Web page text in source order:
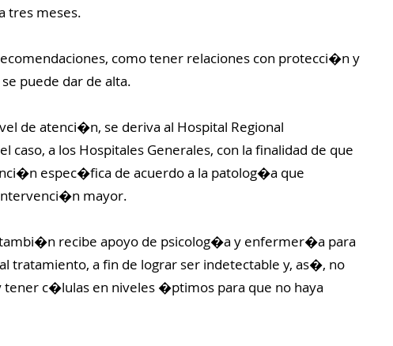
tres meses.
como tener relaciones con protecci�n y
puede dar de alta.
de atenci�n, se deriva al Hospital Regional
caso, a los Hospitales Generales, con la finalidad de que
espec�fica de acuerdo a la patolog�a que
mayor.
tambi�n recibe apoyo de psicolog�a y enfermer�a para
tratamiento, a fin de lograr ser indetectable y, as�, no
c�lulas en niveles �ptimos para que no haya